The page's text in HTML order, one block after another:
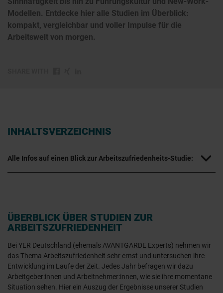
Modellen. Entdecke hier alle Studien im Überblick:
kompakt, vergleichbar und voller Impulse für die
Arbeitswelt von morgen.
INHALTSVERZEICHNIS
Alle Infos auf einen Blick zur Arbeitszufriedenheits-Studie:
ÜBERBLICK ÜBER STUDIEN ZUR
ARBEITSZUFRIEDENHEIT
Bei YER Deutschland (ehemals AVANTGARDE Experts) nehmen wir
das Thema Arbeitszufriedenheit sehr ernst und untersuchen ihre
Entwicklung im Laufe der Zeit. Jedes Jahr befragen wir dazu
Arbeitgeber:innen und Arbeitnehmer:innen, wie sie ihre momentane
Situation sehen. Hier ein Auszug der Ergebnisse unserer Studien